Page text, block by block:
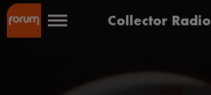
Collector Radio